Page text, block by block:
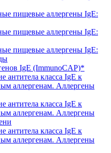
пищевые аллергены IgE:
пищевые аллергены IgE:
пищевые аллергены IgE:
IgE (ImmunoCAP)*
антитела класса IgE к
аллергенам. Аллергены
антитела класса IgE к
аллергенам. Аллергены
антитела класса IgE к
аллергенам. Аллергены